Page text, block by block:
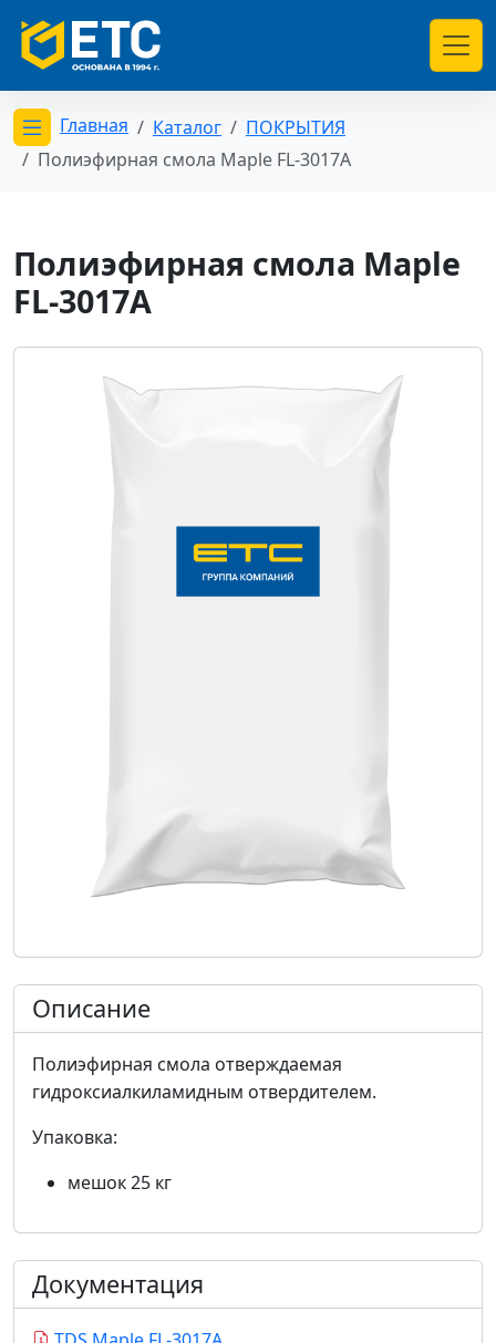
Открыть меню категорий
Главная Каталог
ПОКРЫТИЯ
Полиэфирная смола Maple FL-3017A
Полиэфирная смола Maple
FL-3017A
Описание
Полиэфирная смола отверждаемая
гидроксиалкиламидным отвердителем.
Упаковка:
мешок 25 кг
Документация